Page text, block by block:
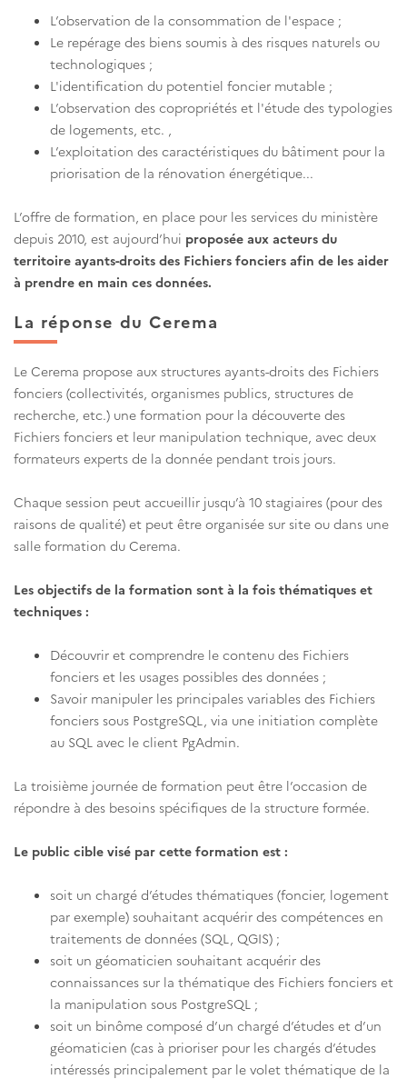
L’observation de la consommation de l'espace ;
Le repérage des biens soumis à des risques naturels ou
technologiques ;
L'identification du potentiel foncier mutable ;
L’observation des copropriétés et l'étude des typologies
de logements, etc. ,
L’exploitation des caractéristiques du bâtiment pour la
priorisation de la rénovation énergétique...
L’offre de formation, en place pour les services du ministère
depuis 2010, est aujourd’hui proposée aux acteurs du
territoire ayants-droits des Fichiers fonciers afin de les aider
à prendre en main ces données.
La réponse du Cerema
Le Cerema propose aux structures ayants-droits des Fichiers
fonciers (collectivités, organismes publics, structures de
recherche, etc.) une formation pour la découverte des
Fichiers fonciers et leur manipulation technique, avec deux
formateurs experts de la donnée pendant trois jours.
Chaque session peut accueillir jusqu’à 10 stagiaires (pour des
raisons de qualité) et peut être organisée sur site ou dans une
salle formation du Cerema.
Les objectifs de la formation sont à la fois thématiques et
techniques :
Découvrir et comprendre le contenu des Fichiers
fonciers et les usages possibles des données ;
Savoir manipuler les principales variables des Fichiers
fonciers sous PostgreSQL, via une initiation complète
au SQL avec le client PgAdmin.
La troisième journée de formation peut être l’occasion de
répondre à des besoins spécifiques de la structure formée.
Le public cible visé par cette formation est :
soit un chargé d’études thématiques (foncier, logement
par exemple) souhaitant acquérir des compétences en
traitements de données (SQL, QGIS) ;
soit un géomaticien souhaitant acquérir des
connaissances sur la thématique des Fichiers fonciers et
la manipulation sous PostgreSQL ;
soit un binôme composé d’un chargé d’études et d’un
géomaticien (cas à prioriser pour les chargés d’études
intéressés principalement par le volet thématique de la